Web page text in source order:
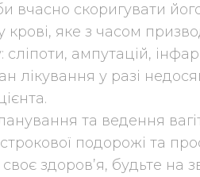
вчасно скоригувати
крові, яке з часом
ампутацій,
лікування у разі
та ведення
подорожі та
здоров’я, будьте на